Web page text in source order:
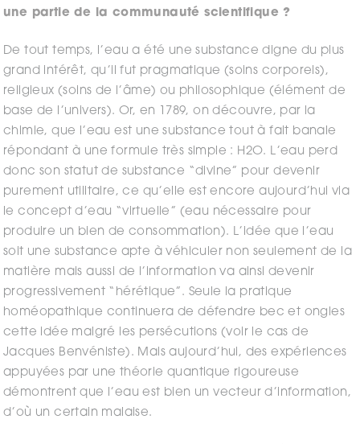
une partie de la communauté scientifique ?
De tout temps, l’eau a été une substance digne du plus
grand intérêt, qu’il fut pragmatique (soins corporels),
religieux (soins de l’âme) ou philosophique (élément de
base de l’univers). Or, en 1789, on découvre, par la
chimie, que l’eau est une substance tout à fait banale
répondant à une formule très simple : H2O. L’eau perd
donc son statut de substance “divine” pour devenir
purement utilitaire, ce qu’elle est encore aujourd’hui via
le concept d’eau “virtuelle” (eau nécessaire pour
produire un bien de consommation). L’idée que l’eau
soit une substance apte à véhiculer non seulement de la
matière mais aussi de l’information va ainsi devenir
progressivement “hérétique”. Seule la pratique
homéopathique continuera de défendre bec et ongles
cette idée malgré les persécutions (voir le cas de
Jacques Benvéniste). Mais aujourd’hui, des expériences
appuyées par une théorie quantique rigoureuse
démontrent que l’eau est bien un vecteur d’information,
d’où un certain malaise.